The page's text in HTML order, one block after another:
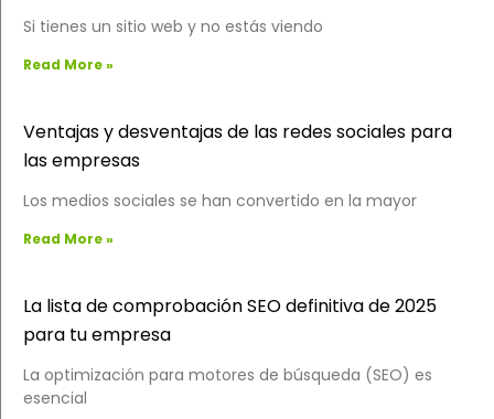
Si tienes un sitio web y no estás viendo
Read More »
Ventajas y desventajas de las redes sociales para
las empresas
Los medios sociales se han convertido en la mayor
Read More »
La lista de comprobación SEO definitiva de 2025
para tu empresa
La optimización para motores de búsqueda (SEO) es
esencial